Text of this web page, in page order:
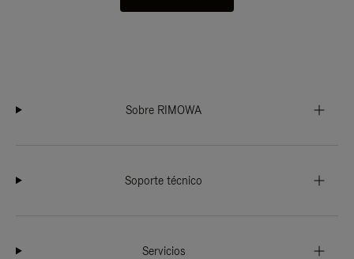
Sobre RIMOWA
Soporte técnico
Servicios